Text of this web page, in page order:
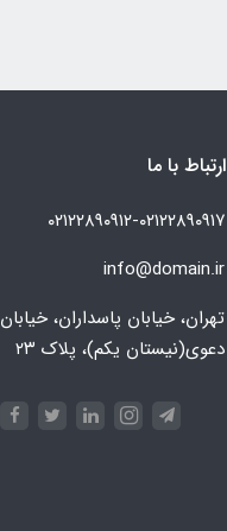
ارتباط با ما
۰۲۱۲۲۸۹۰۹۱۲-۰۲۱۲۲۸۹۰۹۱۷
info@domain.ir
تهران، خیابان پاسداران، خیابان
دعوی(نیستان یکم)، پلاک ۲۳